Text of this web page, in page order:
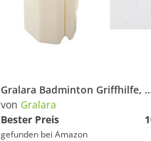
Gralara Badminton Griffhilfe, Paddel
von Gralara
Bester Preis
gefunden bei Amazon